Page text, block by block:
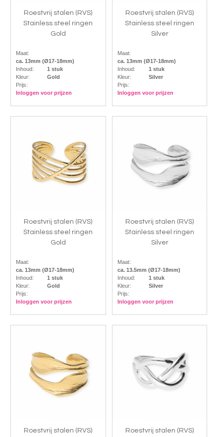
Roestvrij stalen (RVS)
Stainless steel ringen
Gold
Maat:
ca. 13mm (Ø17-18mm)
Inhoud:
1 stuk
Kleur:
Gold
Prijs:
Inloggen voor prijzen
Roestvrij stalen (RVS)
Stainless steel ringen
Silver
Maat:
ca. 13mm (Ø17-18mm)
Inhoud:
1 stuk
Kleur:
Silver
Prijs:
Inloggen voor prijzen
Roestvrij stalen (RVS)
Stainless steel ringen
Gold
Maat:
ca. 13mm (Ø17-18mm)
Inhoud:
1 stuk
Kleur:
Gold
Prijs:
Inloggen voor prijzen
Roestvrij stalen (RVS)
Stainless steel ringen
Silver
Maat:
ca. 13.5mm (Ø17-18mm)
Inhoud:
1 stuk
Kleur:
Silver
Prijs:
Inloggen voor prijzen
Roestvrij stalen (RVS)
Roestvrij stalen (RVS)